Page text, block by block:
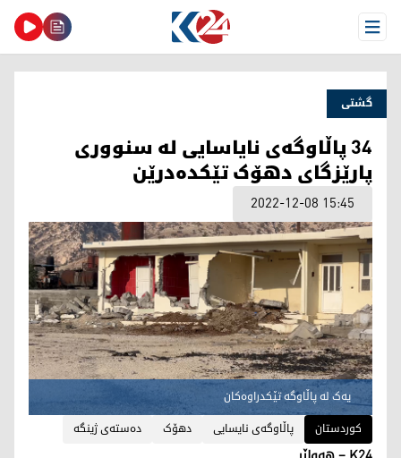
Open Menu
گشتی
34 پاڵاوگەی نایاسایی لە سنووری
پارێزگای دهۆک تێکدەدرێن
2022-12-08 15:45
یەک لە پاڵاوگە تێکدراوەکان
کوردستان
پاڵاوگەی نایسایی دهۆک دەستەی ژینگە